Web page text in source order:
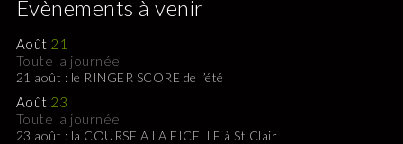
Évènements à venir
Août 21
Toute la journée
21 août : le RINGER SCORE de l’été
Août 23
Toute la journée
23 août : la COURSE A LA FICELLE à St Clair